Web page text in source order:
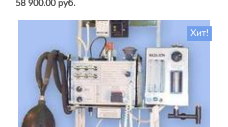
58 900.00 руб.
Хит!